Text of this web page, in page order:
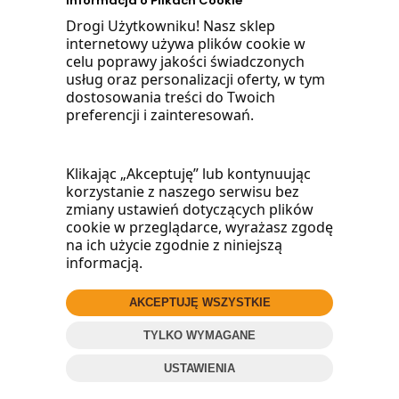
Drogi Użytkowniku! Nasz sklep
internetowy używa plików cookie w
celu poprawy jakości świadczonych
usług oraz personalizacji oferty, w tym
dostosowania treści do Twoich
preferencji i zainteresowań.
Klikając „Akceptuję” lub kontynuując
korzystanie z naszego serwisu bez
zmiany ustawień dotyczących plików
cookie w przeglądarce, wyrażasz zgodę
na ich użycie zgodnie z niniejszą
informacją.
AKCEPTUJĘ WSZYSTKIE
TYLKO WYMAGANE
USTAWIENIA
668 470 038
660 072 042
lub napisz:
biuro@woodmarket.pl
Facebook
Market.pl